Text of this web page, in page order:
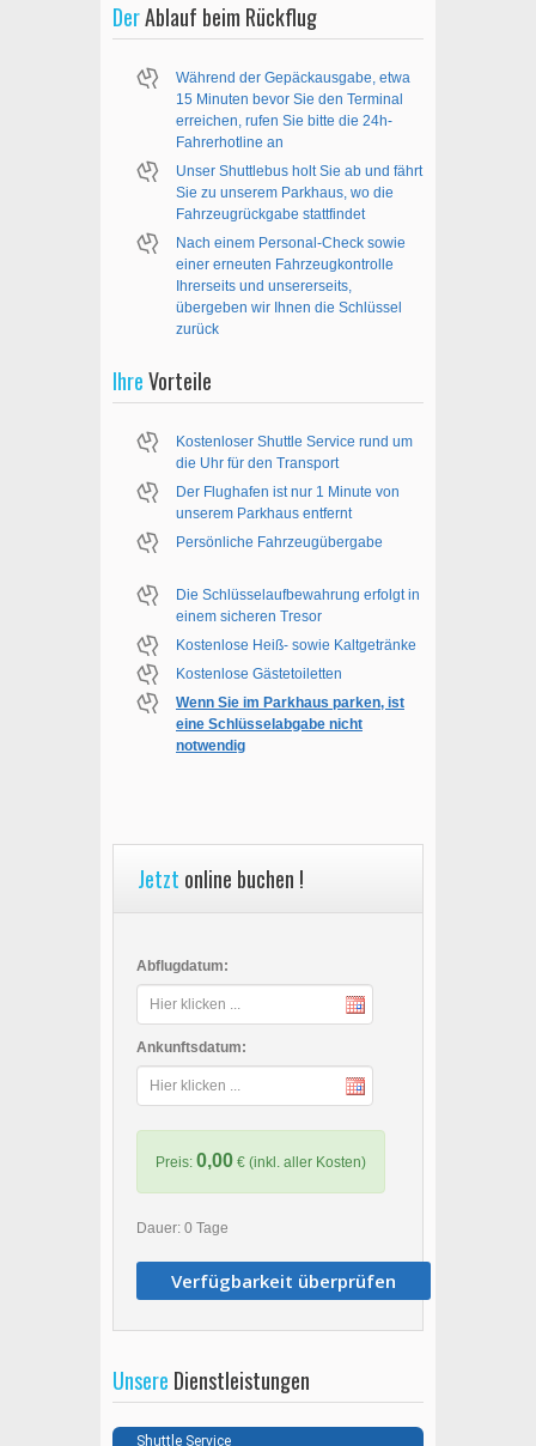
DerAblauf beim Rückflug
Während der Gepäckausgabe, etwa
15 Minuten bevor Sie den Terminal
erreichen, rufen Sie bitte die 24h-
Fahrerhotline an
Unser Shuttlebus holt Sie ab und fährt
Sie zu unserem Parkhaus, wo die
Fahrzeugrückgabe stattfindet
Nach einem Personal-Check sowie
einer erneuten Fahrzeugkontrolle
Ihrerseits und unsererseits,
übergeben wir Ihnen die Schlüssel
zurück
IhreVorteile
Kostenloser Shuttle Service rund um
die Uhr für den Transport
Der Flughafen ist nur 1 Minute von
unserem Parkhaus entfernt
Persönliche Fahrzeugübergabe
Die Schlüsselaufbewahrung erfolgt in
einem sicheren Tresor
Kostenlose Heiß- sowie Kaltgetränke
Kostenlose Gästetoiletten
Wenn Sie im Parkhaus parken, ist
eine Schlüsselabgabe nicht
notwendig
Jetzt online buchen !
Abflugdatum:
Ankunftsdatum:
Preis: 0,00 € (inkl. aller Kosten)
Dauer: 0 Tage
Unsere Dienstleistungen
Shuttle Service